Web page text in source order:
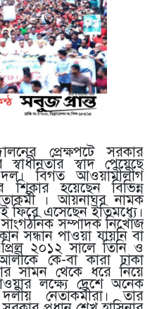
প্রেক্ষপটে সরকার
স্বাদ পেয়েছে
দল। বিগত আওয়ামীলীগ
হয়েছেন বিভিন্ন
। আয়নাঘর নামক
ফিরে এসেছেন ইতিমধ্যে।
সাংগঠনিক সম্পাদক নিখোঁজ
পাওয়া যায়নি বা
২০১২ সালে তিনি ও
কে-বা কারা ঢাকা
সামন থেকে ধরে নিয়ে
লক্ষ্যে দেশে অনেক
নেতাকর্মীরা। তার